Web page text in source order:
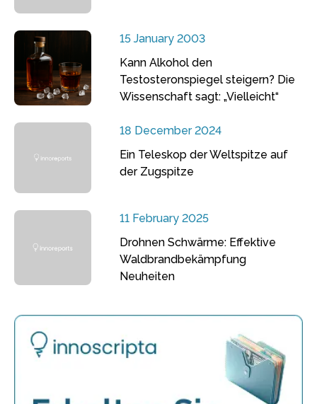
15 January 2003
Kann Alkohol den
Testosteronspiegel steigern? Die
Wissenschaft sagt: „Vielleicht“
18 December 2024
Ein Teleskop der Weltspitze auf
der Zugspitze
11 February 2025
Drohnen Schwärme: Effektive
Waldbrandbekämpfung
Neuheiten